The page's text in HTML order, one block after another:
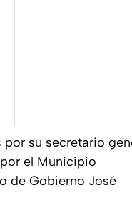
su secretario
el Municipio
de Gobierno José